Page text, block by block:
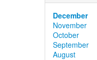
December
November
October
September
August